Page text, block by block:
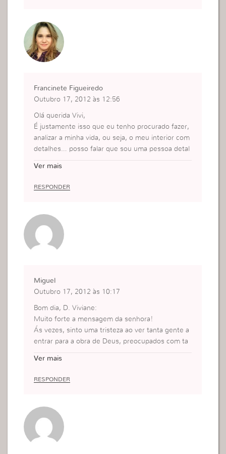
Francinete Figueiredo
Outubro 17, 2012 às 12:56
Olá querida Vivi,
É justamente isso que eu tenho procurado fazer,
analizar a minha vida, ou seja, o meu interior com
detalhes… posso falar que sou uma pessoa detal
Ver mais
RESPONDER
Miguel
Outubro 17, 2012 às 10:17
Bom dia, D. Viviane:
Muito forte a mensagem da senhora!
Ás vezes, sinto uma tristeza ao ver tanta gente a
entrar para a obra de Deus, preocupados com ta
Em Portugal já é hábito, se levantarem pessoas d
este jeito, umas vão para obreiros, auxiliares, esp
osas de pastor, pastores, para depois passarem
uns anos e saírem!
Ver mais
RESPONDER